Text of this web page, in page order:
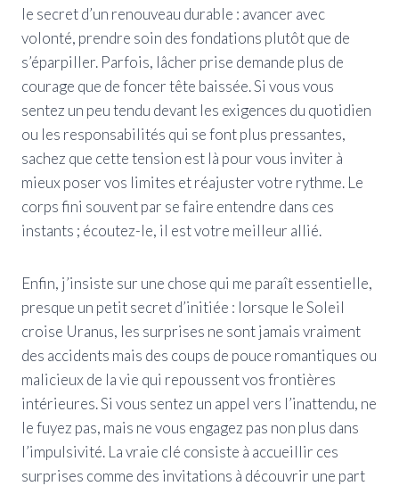
le secret d’un renouveau durable : avancer avec
volonté, prendre soin des fondations plutôt que de
s’éparpiller. Parfois, lâcher prise demande plus de
courage que de foncer tête baissée. Si vous vous
sentez un peu tendu devant les exigences du quotidien
ou les responsabilités qui se font plus pressantes,
sachez que cette tension est là pour vous inviter à
mieux poser vos limites et réajuster votre rythme. Le
corps fini souvent par se faire entendre dans ces
instants ; écoutez-le, il est votre meilleur allié.
Enfin, j’insiste sur une chose qui me paraît essentielle,
presque un petit secret d’initiée : lorsque le Soleil
croise Uranus, les surprises ne sont jamais vraiment
des accidents mais des coups de pouce romantiques ou
malicieux de la vie qui repoussent vos frontières
intérieures. Si vous sentez un appel vers l’inattendu, ne
le fuyez pas, mais ne vous engagez pas non plus dans
l’impulsivité. La vraie clé consiste à accueillir ces
surprises comme des invitations à découvrir une part